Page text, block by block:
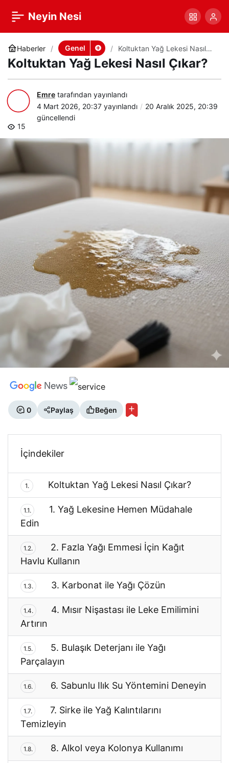
Neyin Nesi
Haberler Genel
Koltuktan Yağ Lekesi Nasıl
Çıkar?
Koltuktan Yağ Lekesi Nasıl Çıkar?
Emre tarafından yayınlandı
4 Mart 2026, 20:37 yayınlandı
20 Aralık 2025, 20:39
güncellendi
15
0 Paylaş Beğen
İçindekiler
1. Koltuktan Yağ Lekesi Nasıl Çıkar?
1.1.
1. Yağ Lekesine Hemen Müdahale
Edin
1.2.
2. Fazla Yağı Emmesi İçin Kağıt
Havlu Kullanın
1.3. 3. Karbonat ile Yağı Çözün
1.4.
4. Mısır Nişastası ile Leke Emilimini
Artırın
1.5.
5. Bulaşık Deterjanı ile Yağı
Parçalayın
1.6. 6. Sabunlu Ilık Su Yöntemini Deneyin
1.7.
7. Sirke ile Yağ Kalıntılarını
Temizleyin
1.8. 8. Alkol veya Kolonya Kullanımı
Koltuktan Yağ Lekesi
Nasıl Çıkar?
Paylaş